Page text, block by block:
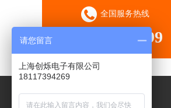
全国服务热线
021-51083699
快捷导航
请您留言
上海创烁电子有限公司
18117394269